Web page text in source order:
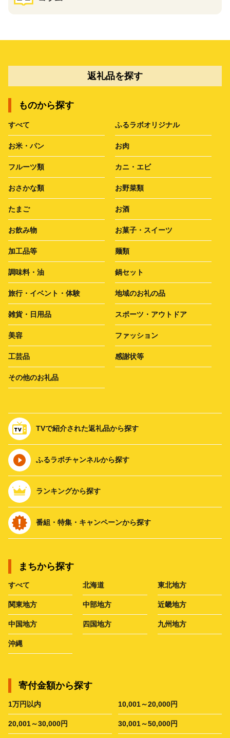
返礼品を探す
ものから探す
すべて ふるラボオリジナル
お米・パン お肉
フルーツ類 カニ・エビ
おさかな類 お野菜類
たまご お酒
お飲み物 お菓子・スイーツ
加工品等 麺類
調味料・油 鍋セット
旅行・イベント・体験 地域のお礼の品
雑貨・日用品 スポーツ・アウトドア
美容 ファッション
工芸品 感謝状等
その他のお礼品
TVで紹介された返礼品から探す
ふるラボチャンネルから探す
ランキングから探す
番組・特集・キャンペーンから探す
まちから探す
すべて 北海道 東北地方
関東地方 中部地方 近畿地方
中国地方 四国地方 九州地方
沖縄
寄付金額から探す
1万円以内 10,001～20,000円
20,001～30,000円 30,001～50,000円